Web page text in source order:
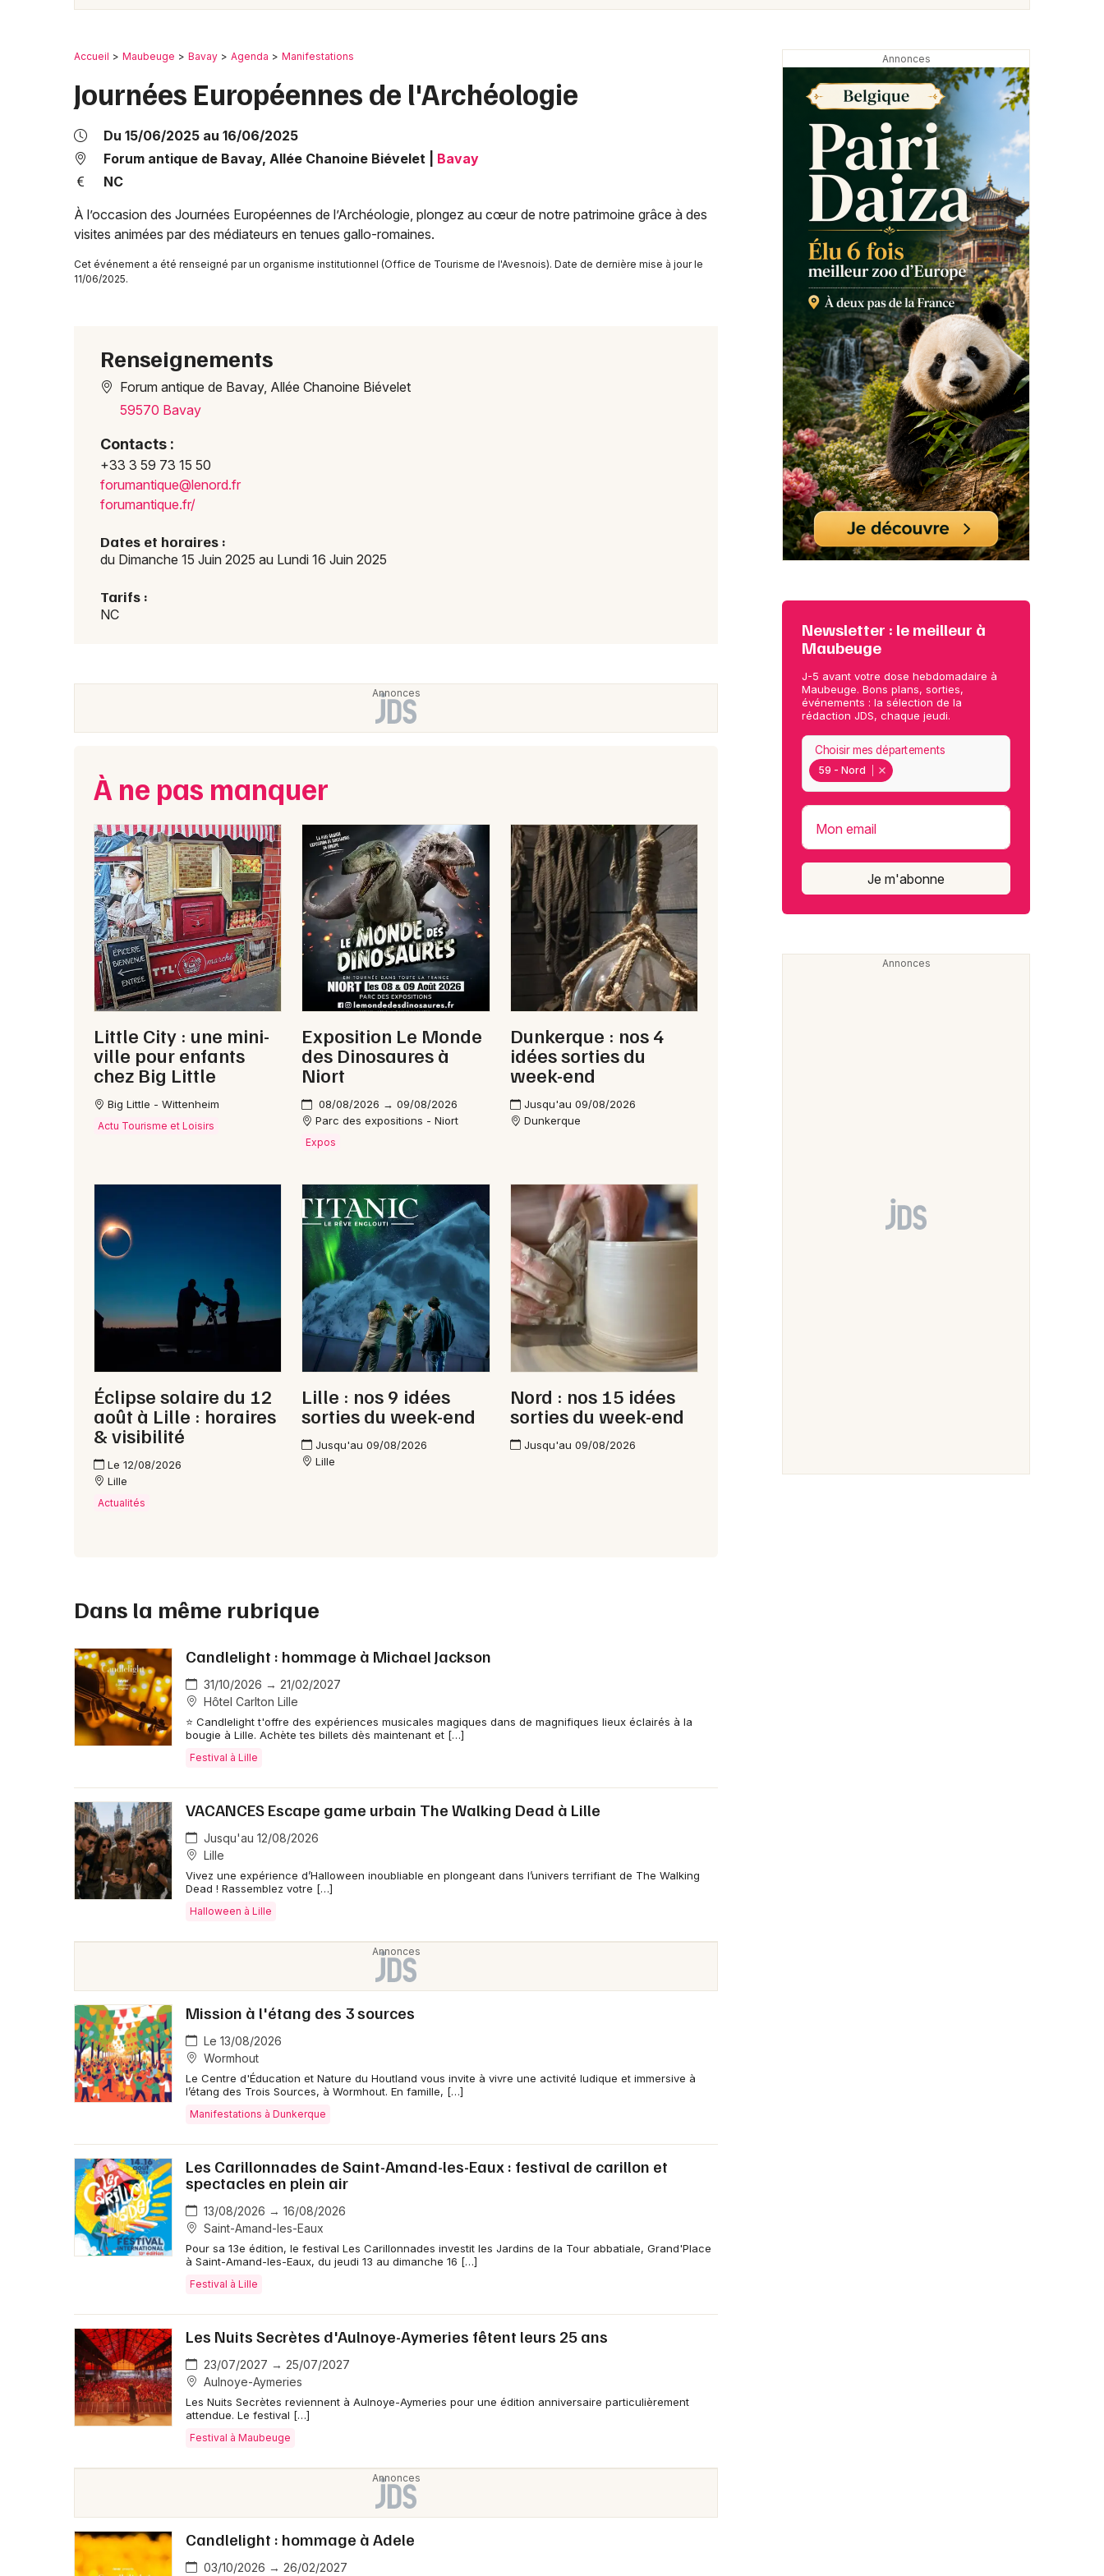
Sorties famille
Sorties & loisirs
Mon email
Je m'abonne
Mulhouse
Nice
Toulouse
Accueil Maubeuge Bavay Agenda Manifestations
Journées Européennes de l'Archéologie
Du 15/06/2025 au 16/06/2025
Forum antique de Bavay, Allée Chanoine Biévelet
Bavay
NC
À l’occasion des Journées Européennes de l’Archéologie, plongez au cœur de notre patrimoine grâce à des
visites animées par des médiateurs en tenues gallo-romaines.
Cet événement a été renseigné par un organisme institutionnel (Office de Tourisme de l'Avesnois). Date de dernière mise à jour le
11/06/2025.
Renseignements
Forum antique de Bavay, Allée Chanoine Biévelet
59570 Bavay
Contacts :
+33 3 59 73 15 50
forumantique@lenord.fr
forumantique.fr/
Dates et horaires :
du Dimanche 15 Juin 2025 au Lundi 16 Juin 2025
Tarifs :
NC
À ne pas manquer
Little City : une mini-
ville pour enfants
chez Big Little
Big Little - Wittenheim
Actu Tourisme et Loisirs
Exposition Le Monde
des Dinosaures à
Niort
08/08/2026 → 09/08/2026
Parc des expositions - Niort
Expos
Dunkerque : nos 4
idées sorties du
week-end
Jusqu'au 09/08/2026
Dunkerque
Éclipse solaire du 12
août à Lille : horaires
& visibilité
Le 12/08/2026
Lille
Actualités
Lille : nos 9 idées
sorties du week-end
Jusqu'au 09/08/2026
Lille
Nord : nos 15 idées
sorties du week-end
Jusqu'au 09/08/2026
Dans la même rubrique
Candlelight : hommage à Michael Jackson
31/10/2026 → 21/02/2027
Hôtel Carlton Lille
⭐ Candlelight t'offre des expériences musicales magiques dans de magnifiques lieux éclairés à la
bougie à Lille. Achète tes billets dès maintenant et […]
Festival à Lille
VACANCES Escape game urbain The Walking Dead à Lille
Jusqu'au 12/08/2026
Lille
Vivez une expérience d’Halloween inoubliable en plongeant dans l’univers terrifiant de The Walking
Dead ! Rassemblez votre […]
Halloween à Lille
Mission à l'étang des 3 sources
Le 13/08/2026
Wormhout
Le Centre d'Éducation et Nature du Houtland vous invite à vivre une activité ludique et immersive à
l’étang des Trois Sources, à Wormhout. En famille, […]
Manifestations à Dunkerque
Les Carillonnades de Saint-Amand-les-Eaux : festival de carillon et
spectacles en plein air
13/08/2026 → 16/08/2026
Saint-Amand-les-Eaux
Pour sa 13e édition, le festival Les Carillonnades investit les Jardins de la Tour abbatiale, Grand'Place
à Saint-Amand-les-Eaux, du jeudi 13 au dimanche 16 […]
Festival à Lille
Les Nuits Secrètes d'Aulnoye-Aymeries fêtent leurs 25 ans
23/07/2027 → 25/07/2027
Aulnoye-Aymeries
Les Nuits Secrètes reviennent à Aulnoye-Aymeries pour une édition anniversaire particulièrement
attendue. Le festival […]
Festival à Maubeuge
Candlelight : hommage à Adele
03/10/2026 → 26/02/2027
Newsletter : le meilleur à
Maubeuge
J-5 avant votre dose hebdomadaire à
Maubeuge. Bons plans, sorties,
événements : la sélection de la
rédaction JDS, chaque jeudi.
59 - Nord
Choisir mes départements
Mon email
Je m'abonne